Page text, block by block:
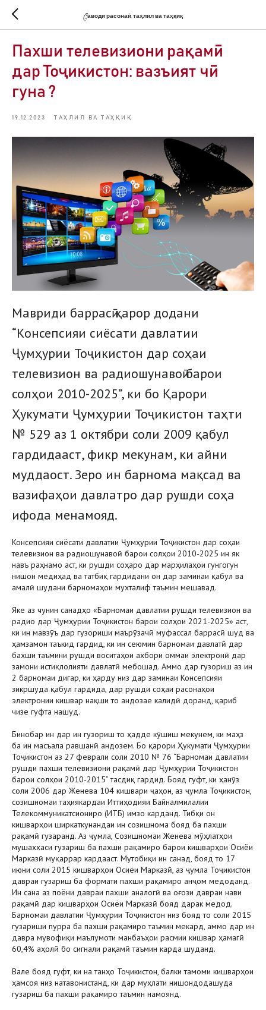
Cаводи расонаӣ, таҳлил ва таҳқиқ
Пахши телевизиони рақамӣ
дар Тоҷикистон: вазъият чӣ
гуна ?
19.12.2023 ТАҲЛИЛ ВА ТАҲҚИҚ
Мавриди баррасӣ қарор додани
“Консепсияи сиёсати давлатии
Ҷумҳурии Тоҷикистон дар соҳаи
телевизион ва радиошунавоӣ барои
солҳои 2010-2025”, ки бо Қарори
Ҳукумати Ҷумҳурии Тоҷикистон таҳти
№ 529 аз 1 октябри соли 2009 қабул
гардидааст, фикр мекунам, ки айни
муддаост. Зеро ин барнома мақсад ва
вазифаҳои давлатро дар рушди соҳа
ифода менамояд.
Консепсияи сиёсати давлатии Ҷумҳурии Тоҷикистон дар соҳаи
телевизион ва радиошунавоӣ барои солҳои 2010-2025 ин як
навъ раҳнамо аст, ки рушди соҳаро дар марҳилаҳои гунгогун
нишон медиҳад ва татбиқ гардидани он дар заминаи қабул ва
амалӣ шудани барномаҳои мухталиф таъмин мешавад.
Яке аз чунин санадҳо «Барномаи давлатии рушди телевизион ва
радио дар Ҷумҳурии Тоҷикистон барои солҳои 2021-2025» аст,
ки ин мавзӯъ дар гузориши маърӯзачӣ муфассал баррасӣ шуд ва
ҳамзамон таъкид гардид, ки ин сеюмин барномаи давлатӣ дар
бахши таъмини рушди воситаҳои ахбори оммаи электронӣ дар
замони истиқлолияти давлатӣ мебошад. Аммо дар гузориш аз ин
2 барномаи дигар, ки ҳарду низ дар заминаи Консепсияи
зикршуда қабул гардида, дар рушди соҳаи расонаҳои
электронии кишвар нақши то андозае калидӣ доранд, қариб
чизе гуфта нашуд.
Бинобар ин дар ин гузориш то ҳадде кӯшиш мекунем, ки маҳз
ба ин масъала равшанӣ андозем. Бо қарори Ҳукумати Ҷумҳурии
Тоҷикистон аз 27 феврали соли 2010 № 76 “Барномаи давлатии
рушди пахши телевизиони рақамӣ дар Ҷумҳурии Тоҷикистон
барои солҳои 2010-2015” тасдиқ гардид. Бояд гуфт, ки ҳанӯз
соли 2006 дар Женева 104 кишвари ҷаҳон, аз ҷумла Тоҷикистон,
созишномаи таҳиякардаи Иттиҳодияи Байналмилалии
Телекоммуникатсиониро (ИТБ) имзо карданд. Тибқи он
кишварҳои ширкаткунандаи ин созишнома бояд ба пахши
рақамӣ гузаранд. Аз ҷумла, Созишномаи Женева мӯҳлатҳои
мушаххаси гузариш ба пахши рақамиро барои кишварҳои Осиёи
Марказӣ муқаррар кардааст. Мутобиқи ин санад, бояд то 17
июни соли 2015 кишварҳои Осиёи Марказӣ, аз ҷумла Тоҷикистон
давраи гузариш ба формати пахши рақамиро анҷом медоданд.
Ин сана аз поёни давраи пахши аналогӣ ва оғози давраи нави
рақамӣ дар кишварҳои Осиёи Марказӣ бояд дарак медод.
Барномаи давлатии Ҷумҳурии Тоҷикистон низ бояд то соли 2015
гузариши пурра ба пахши рақамиро таъмин мекард, аммо дар ин
давра мувофиқи маълумоти манбаъҳои расмии кишвар ҳамагӣ
60,4% аҳолӣ бо сигнали рақамӣ таъмин карда шуданд.
Вале бояд гуфт, ки на танҳо Тоҷикистон, балки тамоми кишварҳои
ҳамсоя низ натавонистанд, ки дар муҳлати нишондодашуда
гузариш ба пахши рақамиро таъмин намоянд.